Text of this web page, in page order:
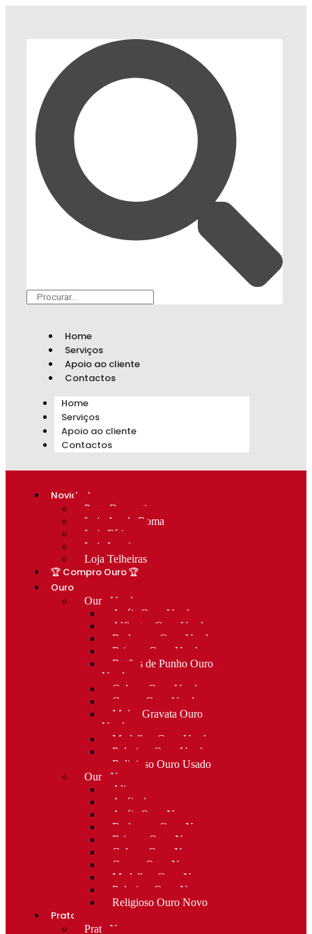
Home
Serviços
Apoio ao cliente
Contactos
Home
Serviços
Apoio ao cliente
Contactos
Novidades
Prata Decorativa
Loja Av. de Roma
Loja Fátima
Loja Lumiar
Loja Telheiras
🏆 Compro Ouro 🏆
Ouro
Ouro Usado
Anéis Ouro Usado
Alfinetes Ouro Usado
Berloques Ouro Usado
Brincos Ouro Usado
Botões de Punho Ouro
Usado
Colares Ouro Usado
Cruzes Ouro Usado
Molas Gravata Ouro
Usado
Medalhas Ouro Usado
Pulseiras Ouro Usado
Religioso Ouro Usado
Ouro Novo
Alianças
Anéis de curso
Anéis Ouro Novo
Berloques Ouro Novo
Brincos Ouro Novo
Colares Ouro Novo
Cruzes Ouro Novo
Medalhas Ouro Novo
Pulseiras Ouro Novo
Religioso Ouro Novo
Prata
Prata Nova